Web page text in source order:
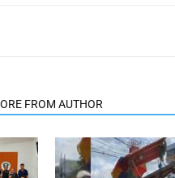
FROM AUTHOR